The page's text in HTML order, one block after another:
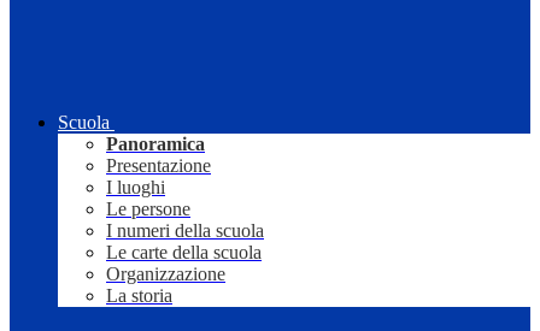
Scuola
Panoramica
Presentazione
I luoghi
Le persone
I numeri della scuola
Le carte della scuola
Organizzazione
La storia